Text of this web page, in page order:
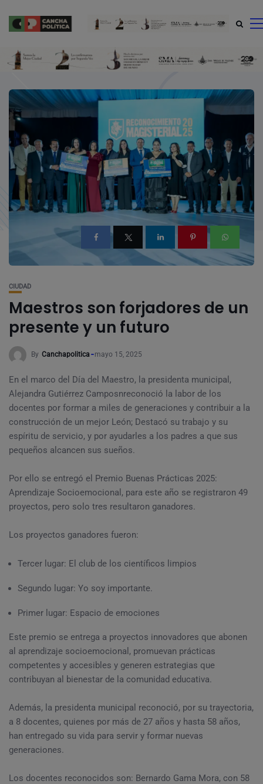
CIUDAD
Maestros son forjadores de un
presente y un futuro
By Canchapolitica mayo 15, 2025
En el marco del Día del Maestro, la presidenta municipal,
Alejandra Gutiérrez Camposnreconoció la labor de los
docentes por formar a miles de generaciones y contribuir a la
construcción de un mejor León; Destacó su trabajo y su
espíritu de servicio, y por ayudarles a los padres a que sus
pequeños alcancen sus sueños.
Por ello se entregó el Premio Buenas Prácticas 2025:
Aprendizaje Socioemocional, para este año se registraron 49
proyectos, pero solo tres resultaron ganadores.
Los proyectos ganadores fueron:
Tercer lugar: El club de los científicos limpios
Segundo lugar: Yo soy importante.
Primer lugar: Espacio de emociones
Este premio se entrega a proyectos innovadores que abonen
al aprendizaje socioemocional, promuevan prácticas
competentes y accesibles y generen estrategias que
contribuyan al bienestar de la comunidad educativa.
Además, la presidenta municipal reconoció, por su trayectoria,
a 8 docentes, quienes por más de 27 años y hasta 58 años,
han entregado su vida para servir y formar nuevas
generaciones.
Los docentes reconocidos son: Bernardo Gama Mora, con 58